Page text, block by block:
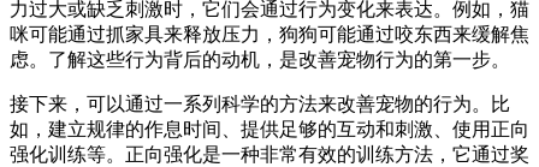
力过大或缺乏刺激时，它们会通过行为变化来表达。例如，猫
咪可能通过抓家具来释放压力，狗狗可能通过咬东西来缓解焦
虑。了解这些行为背后的动机，是改善宠物行为的第一步。
接下来，可以通过一系列科学的方法来改善宠物的行为。比
如，建立规律的作息时间、提供足够的互动和刺激、使用正向
强化训练等。正向强化是一种非常有效的训练方法，它通过奖